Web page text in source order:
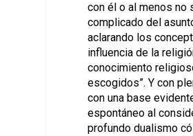
con él o al menos no
complicado del
aclarando los
influencia de la
conocimiento
escogidos”. Y con
con una base
espontáneo al
profundo dualismo